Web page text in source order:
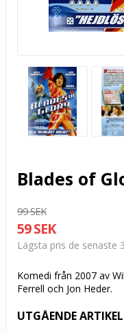
Blades of
99 SEK
59 SEK
Lägsta pris de senaste
Komedi från 2007 av
Ferrell och Jon Heder.
UTGÅENDE ARTIKEL